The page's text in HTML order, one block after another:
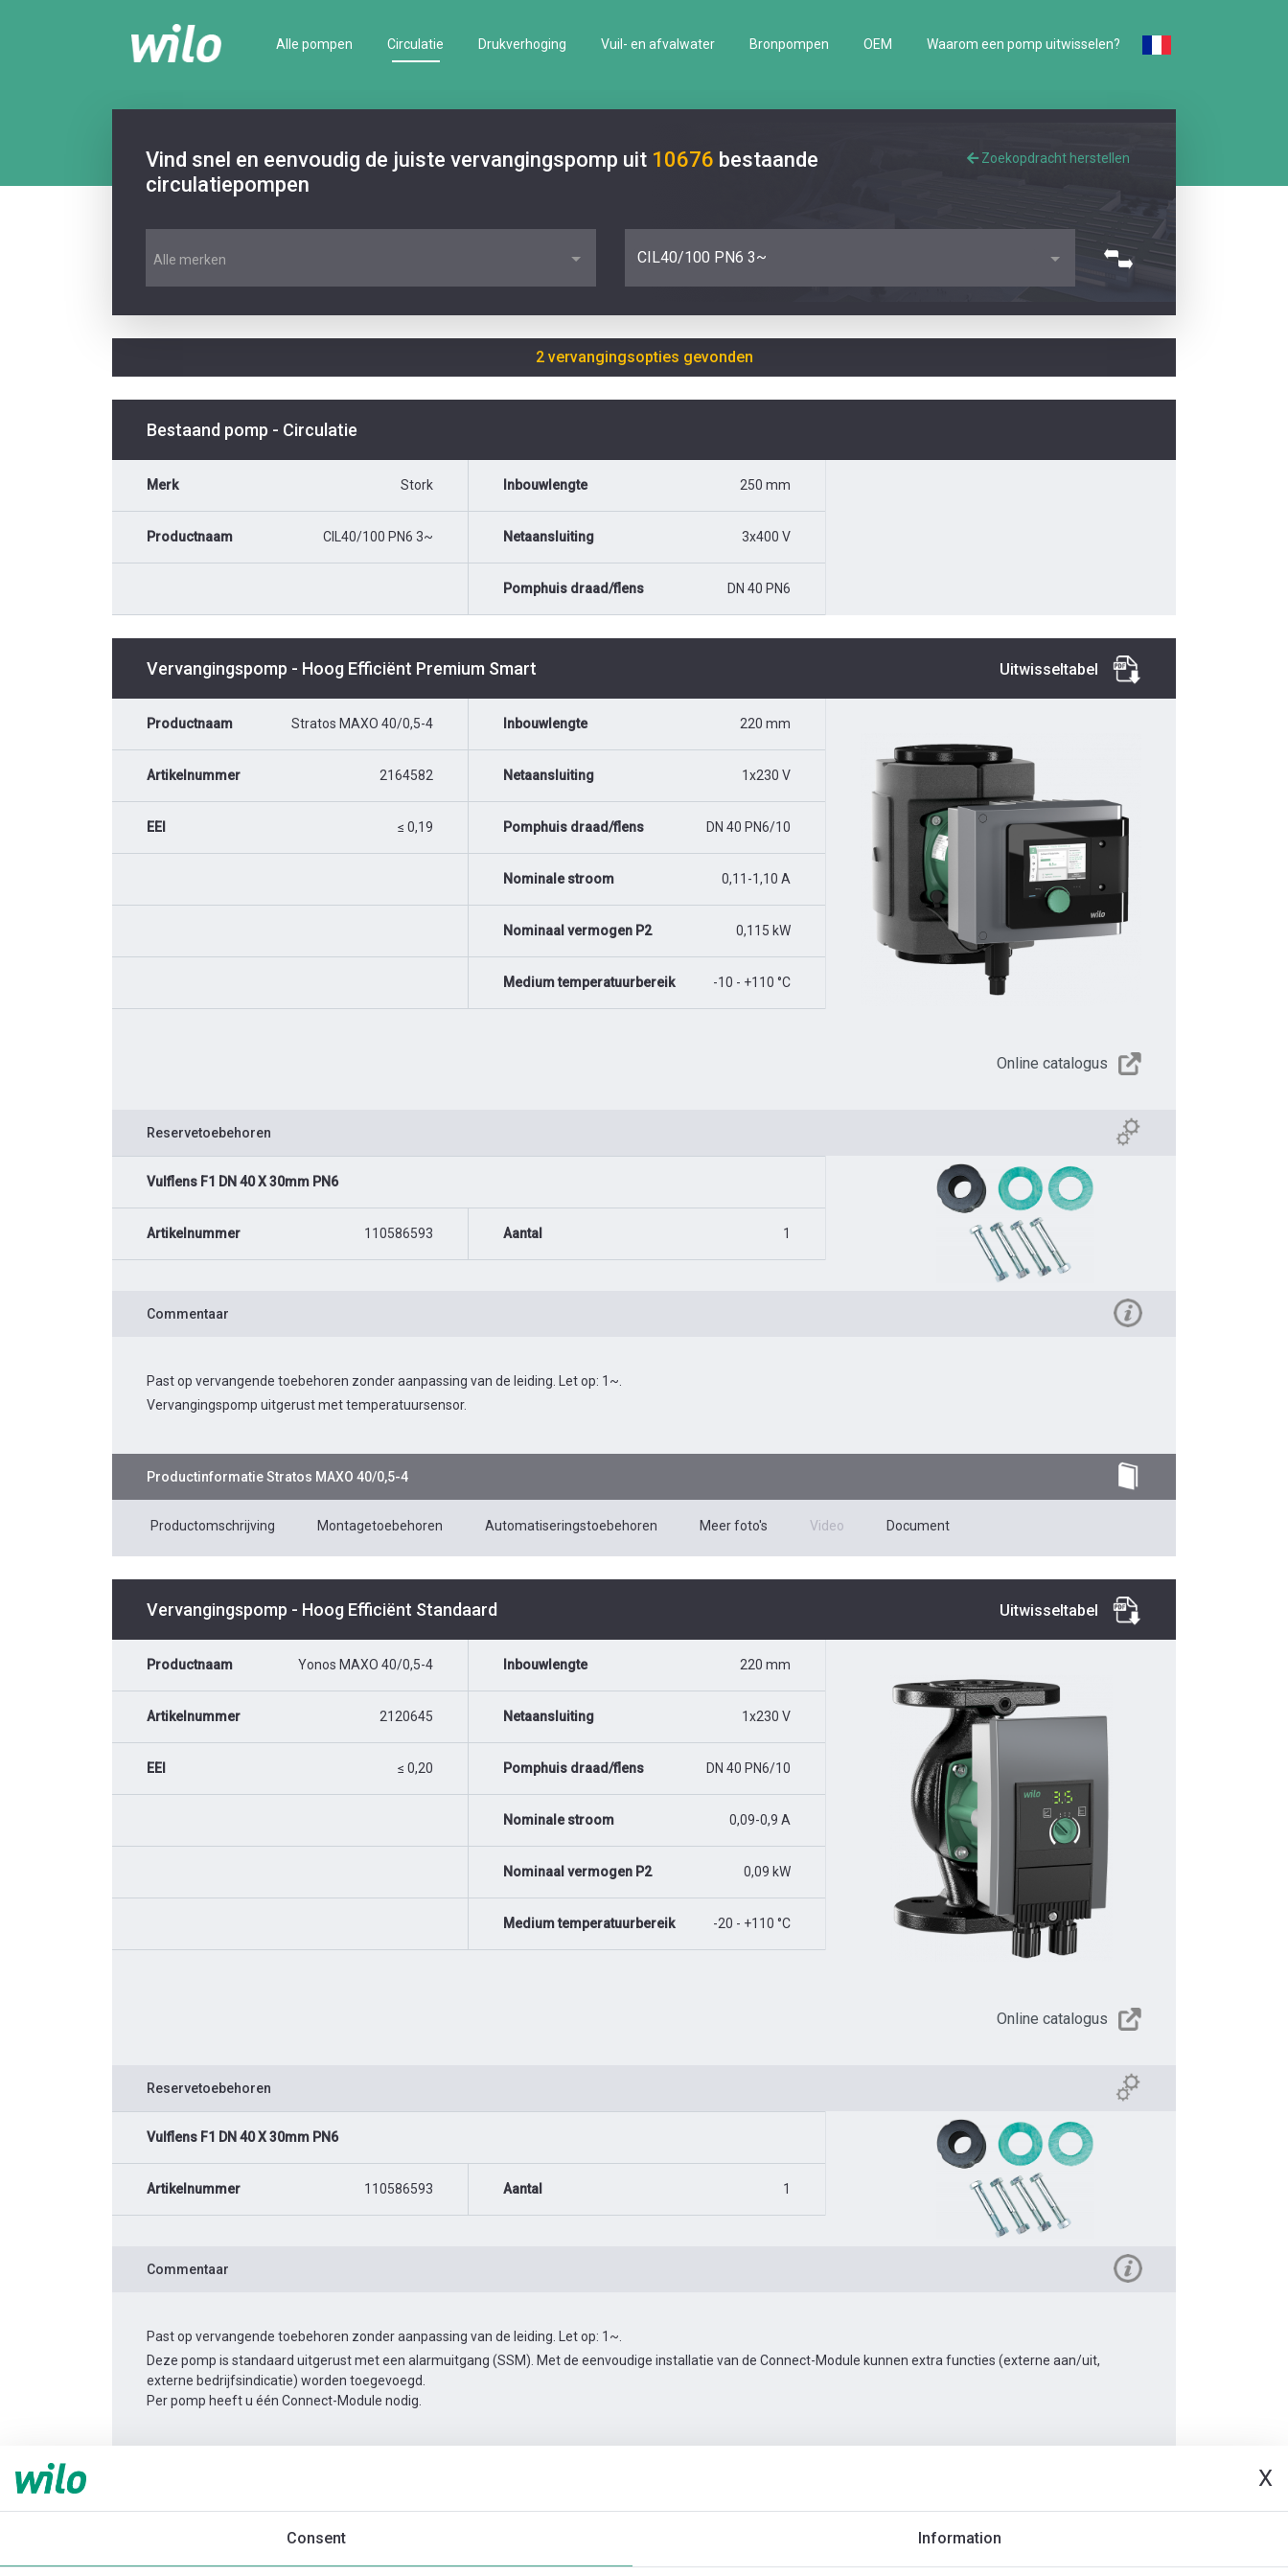
X
Consent Information
Alle pompen Circulatie Drukverhoging Vuil- en afvalwater Bronpompen OEM Waarom een pomp uitwisselen?
Vind snel en eenvoudig de juiste vervangingspomp uit 10676 bestaande
circulatiepompen
Zoekopdracht herstellen
Alle merken CIL40/100 PN6 3~
2 vervangingsopties gevonden
Bestaand pomp - Circulatie
Merk Stork
Productnaam CIL40/100 PN6 3~
Inbouwlengte 250 mm
Netaansluiting 3x400 V
Pomphuis draad/flens DN 40 PN6
Vervangingspomp - Hoog Efficiënt Premium Smart Uitwisseltabel
Productnaam Stratos MAXO 40/0,5-4
Artikelnummer 2164582
EEI ≤ 0,19
Inbouwlengte 220 mm
Netaansluiting 1x230 V
Pomphuis draad/flens DN 40 PN6/10
Nominale stroom 0,11-1,10 A
Nominaal vermogen P2 0,115 kW
Medium temperatuurbereik -10 - +110 °C
Online catalogus
Reservetoebehoren
Vulflens F1 DN 40 X 30mm PN6
Artikelnummer 110586593 Aantal 1
Commentaar
Past op vervangende toebehoren zonder aanpassing van de leiding. Let op: 1~.
Vervangingspomp uitgerust met temperatuursensor.
ProductinformatieStratos MAXO 40/0,5-4
Productomschrijving Montagetoebehoren Automatiseringstoebehoren Meer foto's Video Document
Vervangingspomp - Hoog Efficiënt Standaard Uitwisseltabel
Productnaam Yonos MAXO 40/0,5-4
Artikelnummer 2120645
EEI ≤ 0,20
Inbouwlengte 220 mm
Netaansluiting 1x230 V
Pomphuis draad/flens DN 40 PN6/10
Nominale stroom 0,09-0,9 A
Nominaal vermogen P2 0,09 kW
Medium temperatuurbereik -20 - +110 °C
Online catalogus
Reservetoebehoren
Vulflens F1 DN 40 X 30mm PN6
Artikelnummer 110586593 Aantal 1
Commentaar
Past op vervangende toebehoren zonder aanpassing van de leiding. Let op: 1~.
Deze pomp is standaard uitgerust met een alarmuitgang (SSM). Met de eenvoudige installatie van de Connect-Module kunnen extra functies (externe aan/uit,
externe bedrijfsindicatie) worden toegevoegd.
Per pomp heeft u één Connect-Module nodig.